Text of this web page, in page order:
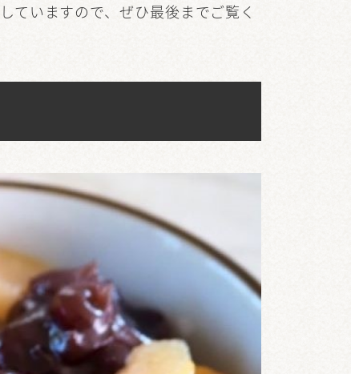
ていますので、ぜひ最後までご覧く